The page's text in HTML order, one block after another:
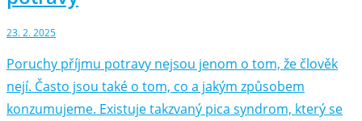
23. 2. 2025
Poruchy příjmu potravy nejsou jenom o tom, že člověk
nejí. Často jsou také o tom, co a jakým způsobem
konzumujeme. Existuje takzvaný pica syndrom, který se